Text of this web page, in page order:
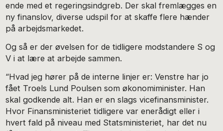
ende med et regeringsindgreb. Der skal fremlægges en
ny finanslov, diverse udspil for at skaffe flere hænder
på arbejdsmarkedet.
Og så er der øvelsen for de tidligere modstandere S og
V i at lære at arbejde sammen.
“Hvad jeg hører på de interne linjer er: Venstre har jo
fået Troels Lund Poulsen som økonomiminister. Han
skal godkende alt. Han er en slags vicefinansminister.
Hvor Finansministeriet tidligere var enerådigt eller i
hvert fald på niveau med Statsministeriet, har det nu